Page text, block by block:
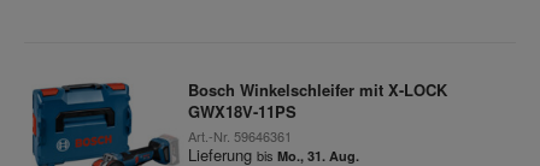
Bosch Winkelschleifer mit X-LOCK
GWX18V-11PS
Art.-Nr. 59646361
Lieferung bis Mo., 31. Aug.